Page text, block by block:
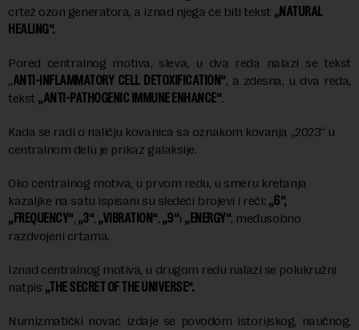
crtež ozon generatora, a iznad njega će biti tekst „NATURAL
HEALING“.
Pored centralnog motiva, sleva, u dva reda nalazi se tekst
„ANTI-INFLAMMATORY CELL DETOXIFICATION“, a zdesna, u dva reda,
tekst „ANTI-PATHOGENIC IMMUNE ENHANCE“.
Kada se radi o naličju kovanica sa oznakom kovanja „2023“ u
centralnom delu je prikaz galaksije.
Oko centralnog motiva, u prvom redu, u smeru kretanja
kazaljke na satu ispisani su sledeći brojevi i reči: „6“,
„FREQUENCY“, „3“, „VIBRATION“, „9“i „ENERGY“, međusobno
razdvojeni crtama.
Iznad centralnog motiva, u drugom redu nalazi se polukružni
natpis „THE SECRET OF THE UNIVERSE“.
Numizmatički novac izdaje se povodom istorijskog, naučnog,